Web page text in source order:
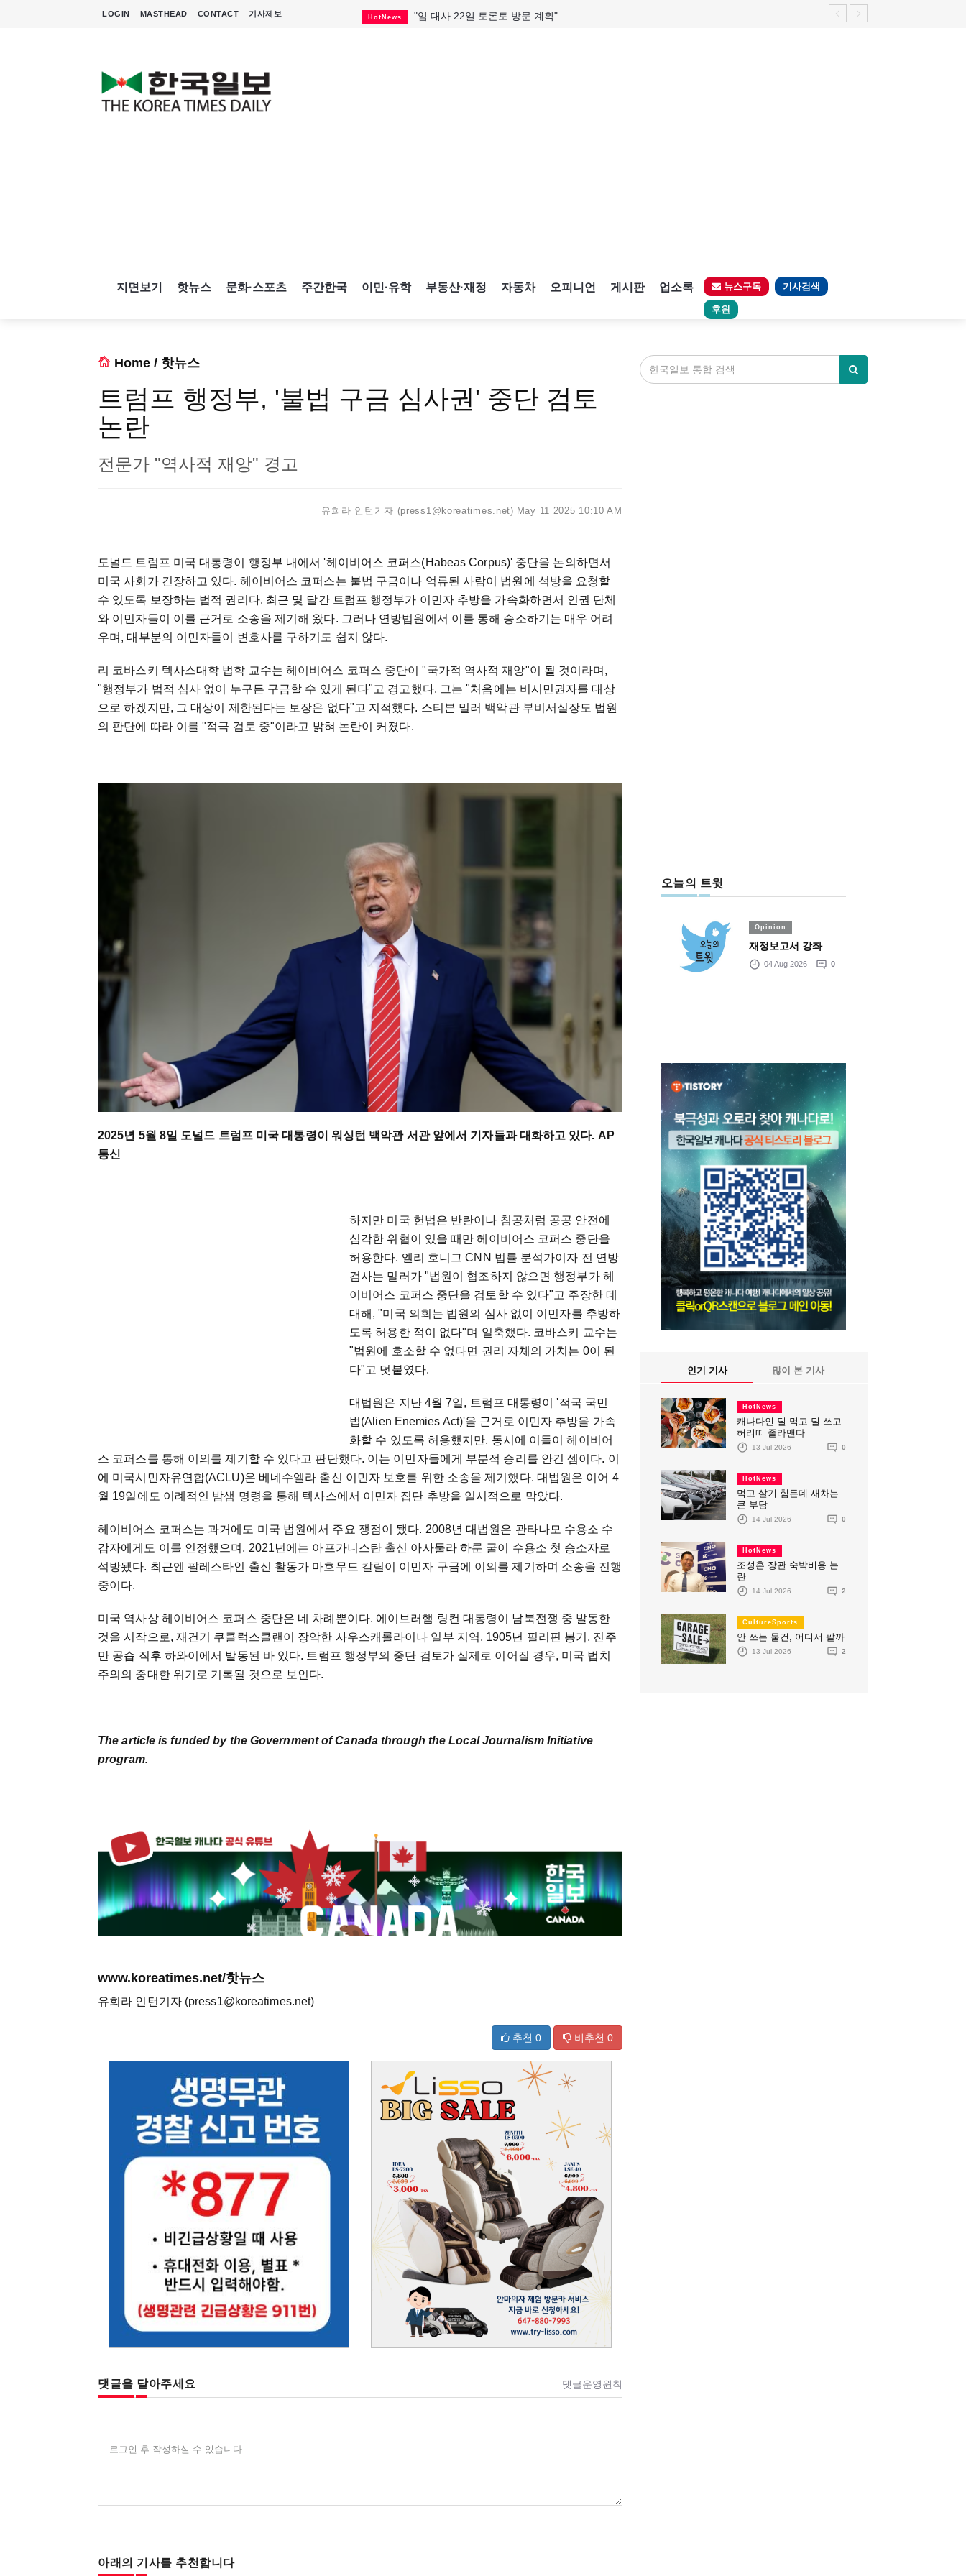
LOGIN MASTHEAD CONTACT 기사제보 HotNews "임 대사 22일 토론토 방문 계획"
지면보기 핫뉴스 문화·스포츠 주간한국 이민·유학 부동산·재정 자동차 오피니언 게시판 업소록 뉴스구독 기사검색
후원
Home / 핫뉴스
트럼프 행정부, '불법 구금 심사권' 중단 검토
논란
전문가 "역사적 재앙" 경고
유희라 인턴기자 (press1@koreatimes.net) May 11 2025 10:10 AM
도널드 트럼프 미국 대통령이 행정부 내에서 '헤이비어스 코퍼스(Habeas Corpus)' 중단을 논의하면서
미국 사회가 긴장하고 있다. 헤이비어스 코퍼스는 불법 구금이나 억류된 사람이 법원에 석방을 요청할
수 있도록 보장하는 법적 권리다. 최근 몇 달간 트럼프 행정부가 이민자 추방을 가속화하면서 인권 단체
와 이민자들이 이를 근거로 소송을 제기해 왔다. 그러나 연방법원에서 이를 통해 승소하기는 매우 어려
우며, 대부분의 이민자들이 변호사를 구하기도 쉽지 않다.
리 코바스키 텍사스대학 법학 교수는 헤이비어스 코퍼스 중단이 "국가적 역사적 재앙"이 될 것이라며,
"행정부가 법적 심사 없이 누구든 구금할 수 있게 된다"고 경고했다. 그는 "처음에는 비시민권자를 대상
으로 하겠지만, 그 대상이 제한된다는 보장은 없다"고 지적했다. 스티븐 밀러 백악관 부비서실장도 법원
의 판단에 따라 이를 "적극 검토 중"이라고 밝혀 논란이 커졌다.
2025년 5월 8일 도널드 트럼프 미국 대통령이 워싱턴 백악관 서관 앞에서 기자들과 대화하고 있다. AP
통신
하지만 미국 헌법은 반란이나 침공처럼 공공 안전에
심각한 위협이 있을 때만 헤이비어스 코퍼스 중단을
허용한다. 엘리 호니그 CNN 법률 분석가이자 전 연방
검사는 밀러가 "법원이 협조하지 않으면 행정부가 헤
이비어스 코퍼스 중단을 검토할 수 있다"고 주장한 데
대해, "미국 의회는 법원의 심사 없이 이민자를 추방하
도록 허용한 적이 없다"며 일축했다. 코바스키 교수는
"법원에 호소할 수 없다면 권리 자체의 가치는 0이 된
다"고 덧붙였다.
대법원은 지난 4월 7일, 트럼프 대통령이 '적국 국민
법(Alien Enemies Act)'을 근거로 이민자 추방을 가속
화할 수 있도록 허용했지만, 동시에 이들이 헤이비어
스 코퍼스를 통해 이의를 제기할 수 있다고 판단했다. 이는 이민자들에게 부분적 승리를 안긴 셈이다. 이
에 미국시민자유연합(ACLU)은 베네수엘라 출신 이민자 보호를 위한 소송을 제기했다. 대법원은 이어 4
월 19일에도 이례적인 밤샘 명령을 통해 텍사스에서 이민자 집단 추방을 일시적으로 막았다.
헤이비어스 코퍼스는 과거에도 미국 법원에서 주요 쟁점이 됐다. 2008년 대법원은 관타나모 수용소 수
감자에게도 이를 인정했으며, 2021년에는 아프가니스탄 출신 아사둘라 하룬 굴이 수용소 첫 승소자로
석방됐다. 최근엔 팔레스타인 출신 활동가 마흐무드 칼릴이 이민자 구금에 이의를 제기하며 소송을 진행
중이다.
미국 역사상 헤이비어스 코퍼스 중단은 네 차례뿐이다. 에이브러햄 링컨 대통령이 남북전쟁 중 발동한
것을 시작으로, 재건기 쿠클럭스클랜이 장악한 사우스캐롤라이나 일부 지역, 1905년 필리핀 봉기, 진주
만 공습 직후 하와이에서 발동된 바 있다. 트럼프 행정부의 중단 검토가 실제로 이어질 경우, 미국 법치
주의의 중대한 위기로 기록될 것으로 보인다.
The article is funded by the Government of Canada through the Local Journalism Initiative
program.
www.koreatimes.net/핫뉴스
유희라 인턴기자 (press1@koreatimes.net)
추천 0 비추천 0
댓글을 달아주세요 댓글운영원칙
로그인 후 작성하실 수 있습니다
아래의 기사를 추천합니다
오늘의 트윗
Opinion
재정보고서 강좌
04 Aug 2026 0
인기 기사 많이 본 기사
HotNews
캐나다인 덜 먹고 덜 쓰고
허리띠 졸라맨다
13 Jul 2026 0
HotNews
먹고 살기 힘든데 새차는
큰 부담
14 Jul 2026 0
HotNews
조성훈 장관 숙박비용 논
란
14 Jul 2026 2
CultureSports
안 쓰는 물건, 어디서 팔까
13 Jul 2026 2